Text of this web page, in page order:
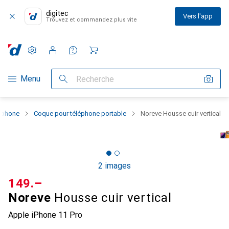
digitec
Trouvez et commandez plus vite Vers l'app
Navigation par catégorie
Menu Recherche
Paramètres
Compte client
Listes de comparaison
Listes d'envies
Panier
Coque pour téléphone portable Noreve Housse cuir vertical
2 images
Noreve Housse cuir vertical
Apple iPhone 11 Pro
CHF
149.–